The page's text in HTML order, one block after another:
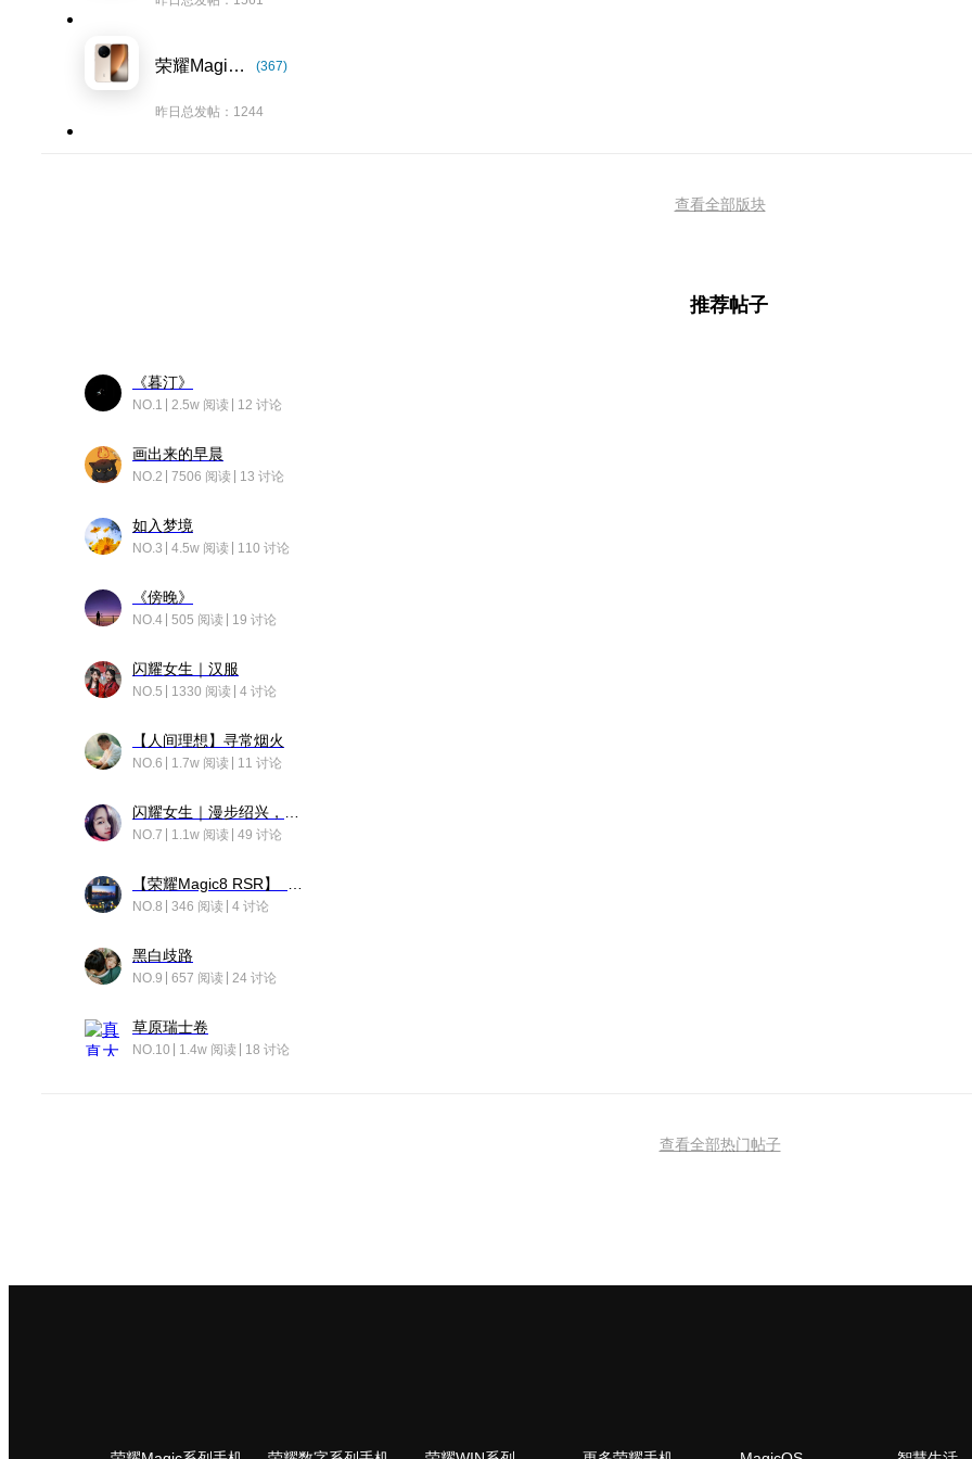
荣耀Magic8系列 (367)
昨日总发帖：1244
查看全部版块
推荐帖子
《暮汀》
NO.1 2.5w 阅读 12 讨论
画出来的早晨
NO.2 7506 阅读 13 讨论
如入梦境
NO.3 4.5w 阅读 110 讨论
《傍晚》
NO.4 505 阅读 19 讨论
闪耀女生｜汉服
NO.5 1330 阅读 4 讨论
【人间理想】寻常烟火
NO.6 1.7w 阅读 11 讨论
NO.7 1.1w 阅读 49 讨论
NO.8 346 阅读 4 讨论
黑白歧路
NO.9 657 阅读 24 讨论
草原瑞士卷
NO.10 1.4w 阅读 18 讨论
查看全部热门帖子